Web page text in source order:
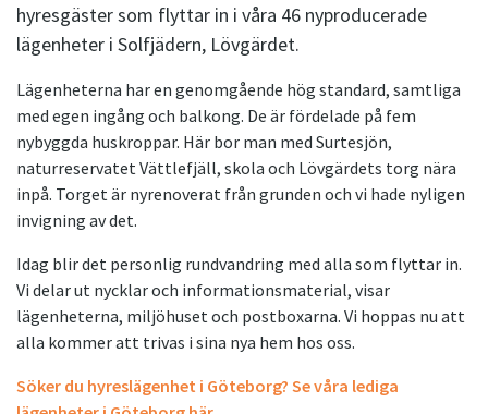
hyresgäster som flyttar in i våra 46 nyproducerade
lägenheter i Solfjädern, Lövgärdet.
Lägenheterna har en genomgående hög standard, samtliga
med egen ingång och balkong. De är fördelade på fem
nybyggda huskroppar. Här bor man med Surtesjön,
naturreservatet Vättlefjäll, skola och Lövgärdets torg nära
inpå. Torget är nyrenoverat från grunden och vi hade nyligen
invigning av det.
Idag blir det personlig rundvandring med alla som flyttar in.
Vi delar ut nycklar och informationsmaterial, visar
lägenheterna, miljöhuset och postboxarna. Vi hoppas nu att
alla kommer att trivas i sina nya hem hos oss.
Söker du hyreslägenhet i Göteborg? Se våra lediga